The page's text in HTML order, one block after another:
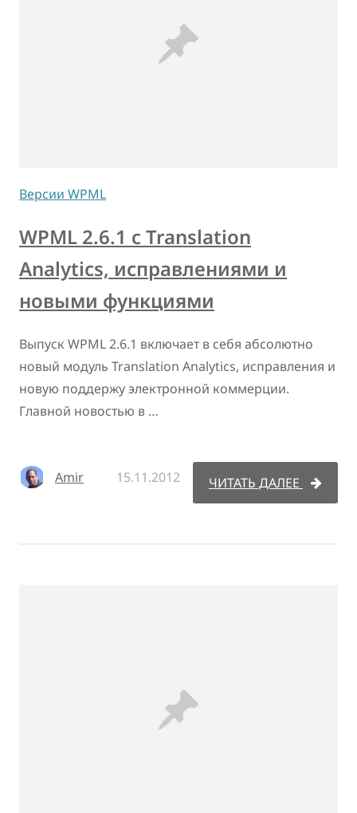
Версии WPML
WPML 2.6.1 с Translation
Analytics, исправлениями и
новыми функциями
Выпуск WPML 2.6.1 включает в себя абсолютно
новый модуль Translation Analytics, исправления и
новую поддержу электронной коммерции.
Главной новостью в …
Amir 15.11.2012 ЧИТАТЬ ДАЛЕЕ